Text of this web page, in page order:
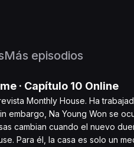
Más episodios
· Capítulo 10 Online
Monthly House. Ha
embargo, Na Young Won se
cambian cuando el nuevo
Para él, la casa es solo un